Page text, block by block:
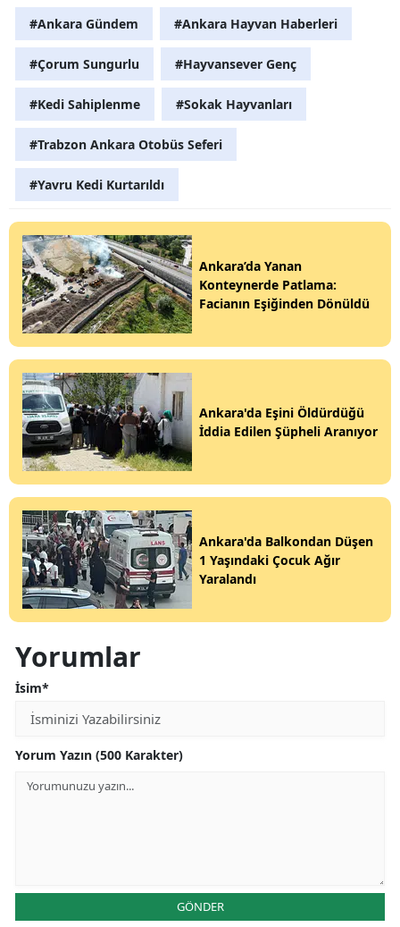
#Ankara Gündem #Ankara Hayvan Haberleri
#Çorum Sungurlu #Hayvansever Genç
#Kedi Sahiplenme #Sokak Hayvanları
#Trabzon Ankara Otobüs Seferi
#Yavru Kedi Kurtarıldı
Ankara’da Yanan
Konteynerde Patlama:
Facianın Eşiğinden Dönüldü
Ankara'da Eşini Öldürdüğü
İddia Edilen Şüpheli Aranıyor
Ankara'da Balkondan Düşen
1 Yaşındaki Çocuk Ağır
Yaralandı
Yorumlar
İsim*
Yorum Yazın (500 Karakter)
GÖNDER